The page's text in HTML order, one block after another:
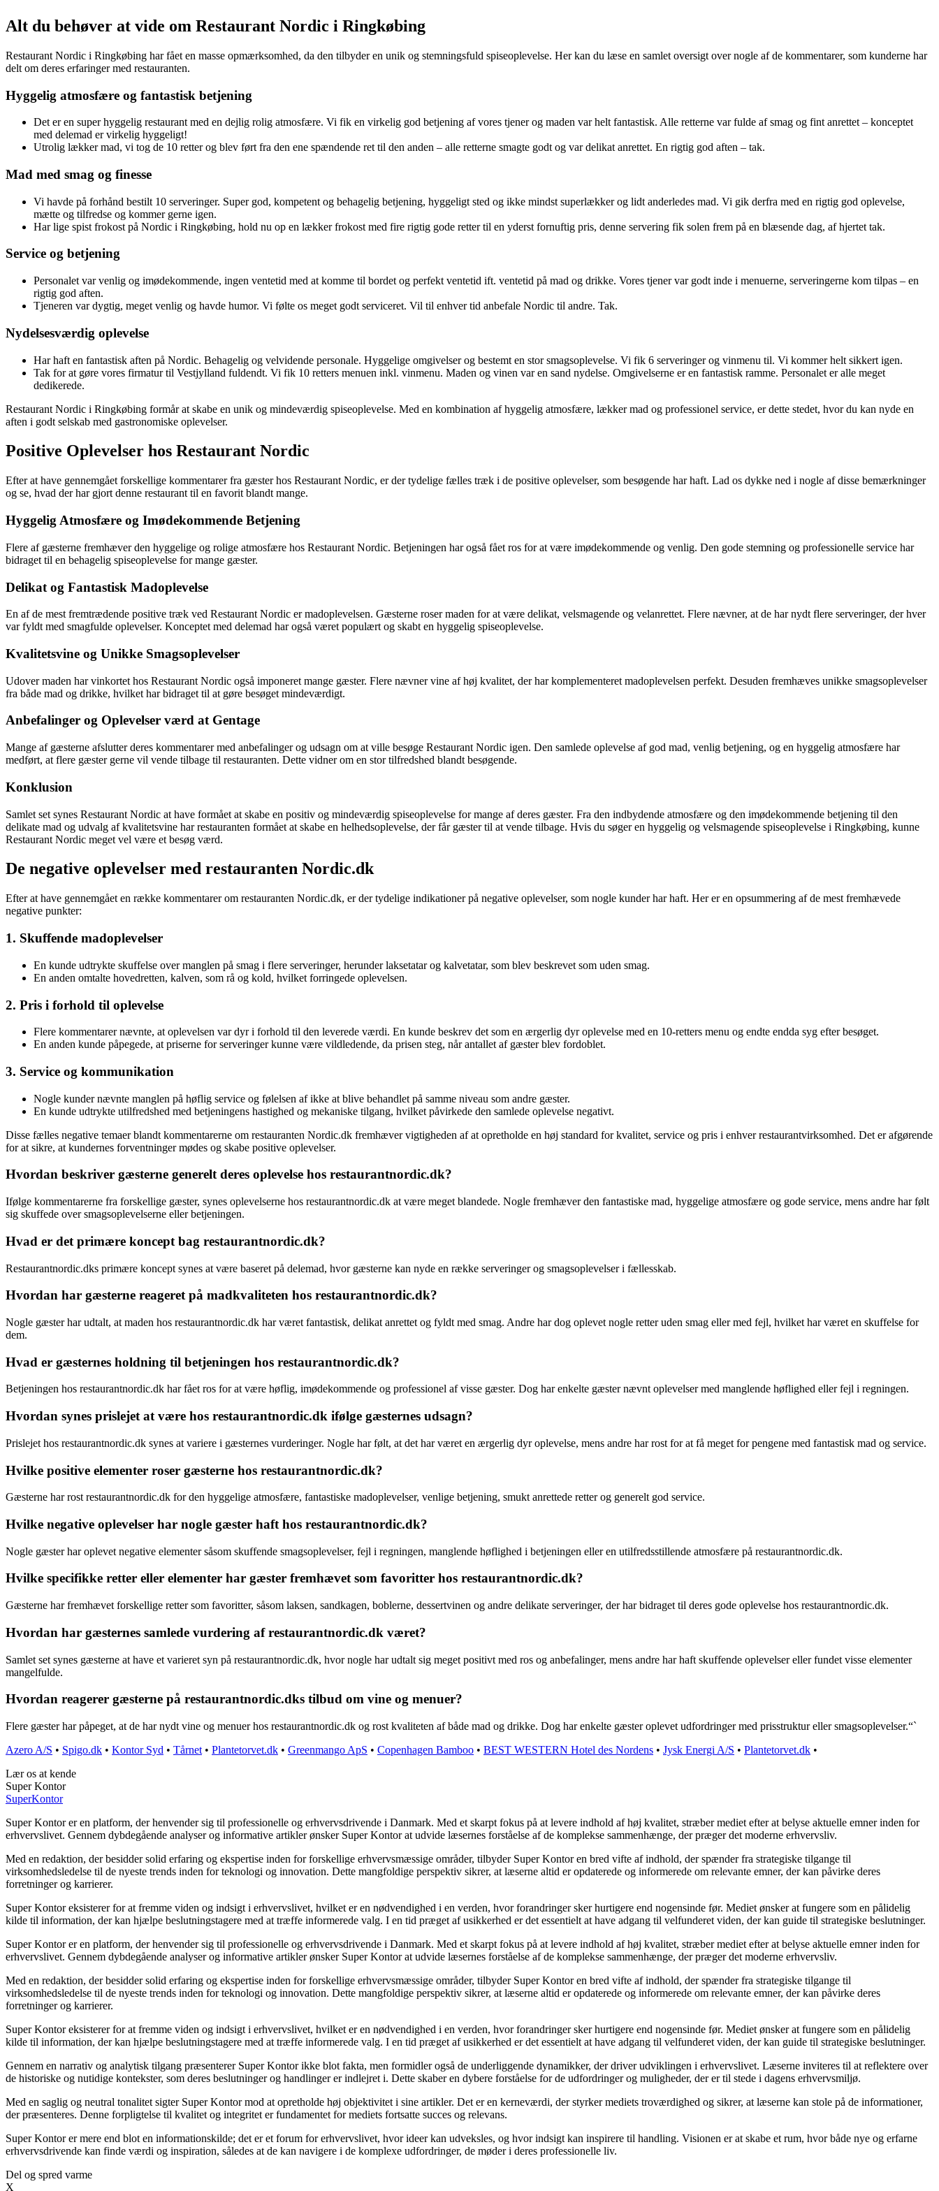
Alt du behøver at vide om Restaurant Nordic i Ringkøbing
Restaurant Nordic i Ringkøbing har fået en masse opmærksomhed, da den tilbyder en unik og stemningsfuld spiseoplevelse. Her kan du læse en samlet oversigt over nogle af de kommentarer, som kunderne har
delt om deres erfaringer med restauranten.
Hyggelig atmosfære og fantastisk betjening
Det er en super hyggelig restaurant med en dejlig rolig atmosfære. Vi fik en virkelig god betjening af vores tjener og maden var helt fantastisk. Alle retterne var fulde af smag og fint anrettet – konceptet
med delemad er virkelig hyggeligt!
Utrolig lækker mad, vi tog de 10 retter og blev ført fra den ene spændende ret til den anden – alle retterne smagte godt og var delikat anrettet. En rigtig god aften – tak.
Mad med smag og finesse
Vi havde på forhånd bestilt 10 serveringer. Super god, kompetent og behagelig betjening, hyggeligt sted og ikke mindst superlækker og lidt anderledes mad. Vi gik derfra med en rigtig god oplevelse,
mætte og tilfredse og kommer gerne igen.
Har lige spist frokost på Nordic i Ringkøbing, hold nu op en lækker frokost med fire rigtig gode retter til en yderst fornuftig pris, denne servering fik solen frem på en blæsende dag, af hjertet tak.
Service og betjening
Personalet var venlig og imødekommende, ingen ventetid med at komme til bordet og perfekt ventetid ift. ventetid på mad og drikke. Vores tjener var godt inde i menuerne, serveringerne kom tilpas – en
rigtig god aften.
Tjeneren var dygtig, meget venlig og havde humor. Vi følte os meget godt serviceret. Vil til enhver tid anbefale Nordic til andre. Tak.
Nydelsesværdig oplevelse
Har haft en fantastisk aften på Nordic. Behagelig og velvidende personale. Hyggelige omgivelser og bestemt en stor smagsoplevelse. Vi fik 6 serveringer og vinmenu til. Vi kommer helt sikkert igen.
Tak for at gøre vores firmatur til Vestjylland fuldendt. Vi fik 10 retters menuen inkl. vinmenu. Maden og vinen var en sand nydelse. Omgivelserne er en fantastisk ramme. Personalet er alle meget
dedikerede.
Restaurant Nordic i Ringkøbing formår at skabe en unik og mindeværdig spiseoplevelse. Med en kombination af hyggelig atmosfære, lækker mad og professionel service, er dette stedet, hvor du kan nyde en
aften i godt selskab med gastronomiske oplevelser.
Positive Oplevelser hos Restaurant Nordic
Efter at have gennemgået forskellige kommentarer fra gæster hos Restaurant Nordic, er der tydelige fælles træk i de positive oplevelser, som besøgende har haft. Lad os dykke ned i nogle af disse bemærkninger
og se, hvad der har gjort denne restaurant til en favorit blandt mange.
Hyggelig Atmosfære og Imødekommende Betjening
Flere af gæsterne fremhæver den hyggelige og rolige atmosfære hos Restaurant Nordic. Betjeningen har også fået ros for at være imødekommende og venlig. Den gode stemning og professionelle service har
bidraget til en behagelig spiseoplevelse for mange gæster.
Delikat og Fantastisk Madoplevelse
En af de mest fremtrædende positive træk ved Restaurant Nordic er madoplevelsen. Gæsterne roser maden for at være delikat, velsmagende og velanrettet. Flere nævner, at de har nydt flere serveringer, der hver
var fyldt med smagfulde oplevelser. Konceptet med delemad har også været populært og skabt en hyggelig spiseoplevelse.
Kvalitetsvine og Unikke Smagsoplevelser
Udover maden har vinkortet hos Restaurant Nordic også imponeret mange gæster. Flere nævner vine af høj kvalitet, der har komplementeret madoplevelsen perfekt. Desuden fremhæves unikke smagsoplevelser
fra både mad og drikke, hvilket har bidraget til at gøre besøget mindeværdigt.
Anbefalinger og Oplevelser værd at Gentage
Mange af gæsterne afslutter deres kommentarer med anbefalinger og udsagn om at ville besøge Restaurant Nordic igen. Den samlede oplevelse af god mad, venlig betjening, og en hyggelig atmosfære har
medført, at flere gæster gerne vil vende tilbage til restauranten. Dette vidner om en stor tilfredshed blandt besøgende.
Konklusion
Samlet set synes Restaurant Nordic at have formået at skabe en positiv og mindeværdig spiseoplevelse for mange af deres gæster. Fra den indbydende atmosfære og den imødekommende betjening til den
delikate mad og udvalg af kvalitetsvine har restauranten formået at skabe en helhedsoplevelse, der får gæster til at vende tilbage. Hvis du søger en hyggelig og velsmagende spiseoplevelse i Ringkøbing, kunne
Restaurant Nordic meget vel være et besøg værd.
De negative oplevelser med restauranten Nordic.dk
Efter at have gennemgået en række kommentarer om restauranten Nordic.dk, er der tydelige indikationer på negative oplevelser, som nogle kunder har haft. Her er en opsummering af de mest fremhævede
negative punkter:
1. Skuffende madoplevelser
En kunde udtrykte skuffelse over manglen på smag i flere serveringer, herunder laksetatar og kalvetatar, som blev beskrevet som uden smag.
En anden omtalte hovedretten, kalven, som rå og kold, hvilket forringede oplevelsen.
2. Pris i forhold til oplevelse
Flere kommentarer nævnte, at oplevelsen var dyr i forhold til den leverede værdi. En kunde beskrev det som en ærgerlig dyr oplevelse med en 10-retters menu og endte endda syg efter besøget.
En anden kunde påpegede, at priserne for serveringer kunne være vildledende, da prisen steg, når antallet af gæster blev fordoblet.
3. Service og kommunikation
Nogle kunder nævnte manglen på høflig service og følelsen af ikke at blive behandlet på samme niveau som andre gæster.
En kunde udtrykte utilfredshed med betjeningens hastighed og mekaniske tilgang, hvilket påvirkede den samlede oplevelse negativt.
Disse fælles negative temaer blandt kommentarerne om restauranten Nordic.dk fremhæver vigtigheden af at opretholde en høj standard for kvalitet, service og pris i enhver restaurantvirksomhed. Det er afgørende
for at sikre, at kundernes forventninger mødes og skabe positive oplevelser.
Hvordan beskriver gæsterne generelt deres oplevelse hos restaurantnordic.dk?
Ifølge kommentarerne fra forskellige gæster, synes oplevelserne hos restaurantnordic.dk at være meget blandede. Nogle fremhæver den fantastiske mad, hyggelige atmosfære og gode service, mens andre har følt
sig skuffede over smagsoplevelserne eller betjeningen.
Hvad er det primære koncept bag restaurantnordic.dk?
Restaurantnordic.dks primære koncept synes at være baseret på delemad, hvor gæsterne kan nyde en række serveringer og smagsoplevelser i fællesskab.
Hvordan har gæsterne reageret på madkvaliteten hos restaurantnordic.dk?
Nogle gæster har udtalt, at maden hos restaurantnordic.dk har været fantastisk, delikat anrettet og fyldt med smag. Andre har dog oplevet nogle retter uden smag eller med fejl, hvilket har været en skuffelse for
dem.
Hvad er gæsternes holdning til betjeningen hos restaurantnordic.dk?
Betjeningen hos restaurantnordic.dk har fået ros for at være høflig, imødekommende og professionel af visse gæster. Dog har enkelte gæster nævnt oplevelser med manglende høflighed eller fejl i regningen.
Hvordan synes prislejet at være hos restaurantnordic.dk ifølge gæsternes udsagn?
Prislejet hos restaurantnordic.dk synes at variere i gæsternes vurderinger. Nogle har følt, at det har været en ærgerlig dyr oplevelse, mens andre har rost for at få meget for pengene med fantastisk mad og service.
Hvilke positive elementer roser gæsterne hos restaurantnordic.dk?
Gæsterne har rost restaurantnordic.dk for den hyggelige atmosfære, fantastiske madoplevelser, venlige betjening, smukt anrettede retter og generelt god service.
Hvilke negative oplevelser har nogle gæster haft hos restaurantnordic.dk?
Nogle gæster har oplevet negative elementer såsom skuffende smagsoplevelser, fejl i regningen, manglende høflighed i betjeningen eller en utilfredsstillende atmosfære på restaurantnordic.dk.
Hvilke specifikke retter eller elementer har gæster fremhævet som favoritter hos restaurantnordic.dk?
Gæsterne har fremhævet forskellige retter som favoritter, såsom laksen, sandkagen, boblerne, dessertvinen og andre delikate serveringer, der har bidraget til deres gode oplevelse hos restaurantnordic.dk.
Hvordan har gæsternes samlede vurdering af restaurantnordic.dk været?
Samlet set synes gæsterne at have et varieret syn på restaurantnordic.dk, hvor nogle har udtalt sig meget positivt med ros og anbefalinger, mens andre har haft skuffende oplevelser eller fundet visse elementer
mangelfulde.
Hvordan reagerer gæsterne på restaurantnordic.dks tilbud om vine og menuer?
Flere gæster har påpeget, at de har nydt vine og menuer hos restaurantnordic.dk og rost kvaliteten af både mad og drikke. Dog har enkelte gæster oplevet udfordringer med prisstruktur eller smagsoplevelser.“`
Azero A/S • Spigo.dk • Kontor Syd • Tårnet • Plantetorvet.dk • Greenmango ApS • Copenhagen Bamboo • BEST WESTERN Hotel des Nordens • Jysk Energi A/S • Plantetorvet.dk •
Lær os at kende
Super Kontor
SuperKontor
Super Kontor er en platform, der henvender sig til professionelle og erhvervsdrivende i Danmark. Med et skarpt fokus på at levere indhold af høj kvalitet, stræber mediet efter at belyse aktuelle emner inden for
erhvervslivet. Gennem dybdegående analyser og informative artikler ønsker Super Kontor at udvide læsernes forståelse af de komplekse sammenhænge, der præger det moderne erhvervsliv.
Med en redaktion, der besidder solid erfaring og ekspertise inden for forskellige erhvervsmæssige områder, tilbyder Super Kontor en bred vifte af indhold, der spænder fra strategiske tilgange til
virksomhedsledelse til de nyeste trends inden for teknologi og innovation. Dette mangfoldige perspektiv sikrer, at læserne altid er opdaterede og informerede om relevante emner, der kan påvirke deres
forretninger og karrierer.
Super Kontor eksisterer for at fremme viden og indsigt i erhvervslivet, hvilket er en nødvendighed i en verden, hvor forandringer sker hurtigere end nogensinde før. Mediet ønsker at fungere som en pålidelig
kilde til information, der kan hjælpe beslutningstagere med at træffe informerede valg. I en tid præget af usikkerhed er det essentielt at have adgang til velfunderet viden, der kan guide til strategiske beslutninger.
Super Kontor er en platform, der henvender sig til professionelle og erhvervsdrivende i Danmark. Med et skarpt fokus på at levere indhold af høj kvalitet, stræber mediet efter at belyse aktuelle emner inden for
erhvervslivet. Gennem dybdegående analyser og informative artikler ønsker Super Kontor at udvide læsernes forståelse af de komplekse sammenhænge, der præger det moderne erhvervsliv.
Med en redaktion, der besidder solid erfaring og ekspertise inden for forskellige erhvervsmæssige områder, tilbyder Super Kontor en bred vifte af indhold, der spænder fra strategiske tilgange til
virksomhedsledelse til de nyeste trends inden for teknologi og innovation. Dette mangfoldige perspektiv sikrer, at læserne altid er opdaterede og informerede om relevante emner, der kan påvirke deres
forretninger og karrierer.
Super Kontor eksisterer for at fremme viden og indsigt i erhvervslivet, hvilket er en nødvendighed i en verden, hvor forandringer sker hurtigere end nogensinde før. Mediet ønsker at fungere som en pålidelig
kilde til information, der kan hjælpe beslutningstagere med at træffe informerede valg. I en tid præget af usikkerhed er det essentielt at have adgang til velfunderet viden, der kan guide til strategiske beslutninger.
Gennem en narrativ og analytisk tilgang præsenterer Super Kontor ikke blot fakta, men formidler også de underliggende dynamikker, der driver udviklingen i erhvervslivet. Læserne inviteres til at reflektere over
de historiske og nutidige kontekster, som deres beslutninger og handlinger er indlejret i. Dette skaber en dybere forståelse for de udfordringer og muligheder, der er til stede i dagens erhvervsmiljø.
Med en saglig og neutral tonalitet sigter Super Kontor mod at opretholde høj objektivitet i sine artikler. Det er en kerneværdi, der styrker mediets troværdighed og sikrer, at læserne kan stole på de informationer,
der præsenteres. Denne forpligtelse til kvalitet og integritet er fundamentet for mediets fortsatte succes og relevans.
Super Kontor er mere end blot en informationskilde; det er et forum for erhvervslivet, hvor ideer kan udveksles, og hvor indsigt kan inspirere til handling. Visionen er at skabe et rum, hvor både nye og erfarne
erhvervsdrivende kan finde værdi og inspiration, således at de kan navigere i de komplexe udfordringer, de møder i deres professionelle liv.
Del og spred varme
X